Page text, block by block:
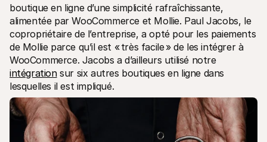
boutique en ligne d’une simplicité rafraîchissante,
alimentée par WooCommerce et Mollie. Paul Jacobs, le
copropriétaire de l’entreprise, a opté pour les paiements
de Mollie parce qu’il est « très facile » de les intégrer à
WooCommerce. Jacobs a d’ailleurs utilisé notre
intégration sur six autres boutiques en ligne dans
lesquelles il est impliqué.